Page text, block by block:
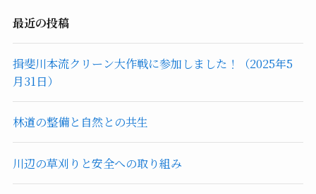
最近の投稿
揖斐川本流クリーン大作戦に参加しました！（2025年5
月31日）
林道の整備と自然との共生
川辺の草刈りと安全への取り組み